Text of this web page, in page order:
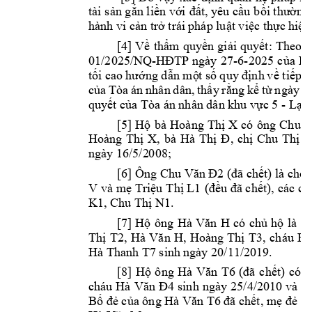
tài sản gắn liền với đất, yêu cầu bồi thườ
hành vi cản trở trái pháp luật việc thực hiệ
[4] Về thẩm quyền giải quyết: Theo
01/2025/NQ-HĐTP ngày 27-6-2025 của H
tối cao hướng dẫn một số quy định về tiếp
của Tòa án nhân dân, thấy rằng kể từngày
quyết của Tòa án nhân dân khu vực 5 - L
[5] Hộ bà Hoàng Thị X có ông Chu
Hoàng Thị X, bà Hà Thị Đ, chị Chu Thị
ngày 16/5/2008;
[6] Ông Chu Văn Đ2 (đã chết) là chồ
V và mẹ Triệu Thị L1 (đều đã chết), các
K1, Chu Thị N1.
[7] Hộ ông Hà Văn H có chủ hộ là
Thị T2, Hà Văn H, Hoàng Thị T3, cháu
Hà Thanh T7 sinh ngày 20/11/2019.
[8] Hộ ông Hà Văn T6 (đã chết) có
cháu Hà Văn Đ4 sinh ngày 25/4/2010 và
Bố đẻ của ông Hà Văn T6 đã chết, mẹ đẻ là